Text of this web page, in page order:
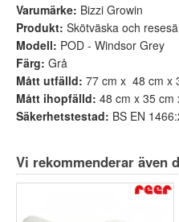
Varumärke: Bizzi Growin
Produkt: Skötväska och
Modell: POD - Windsor Grey
Färg: Grå
Mått utfälld: 77 cm x 48 cm x
Mått ihopfälld: 48 cm x 35 cm
Säkerhetstestad: BS EN
Vi rekommenderar även